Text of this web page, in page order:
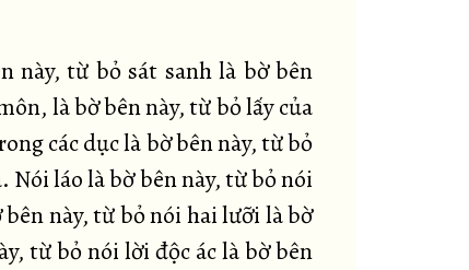
này, từ bỏ sát sanh là bờ bên
là bờ bên này, từ bỏ lấy của
các dục là bờ bên này, từ bỏ
Nói láo là bờ bên này, từ bỏ nói
này, từ bỏ nói hai lưỡi là bờ
từ bỏ nói lời độc ác là bờ bên